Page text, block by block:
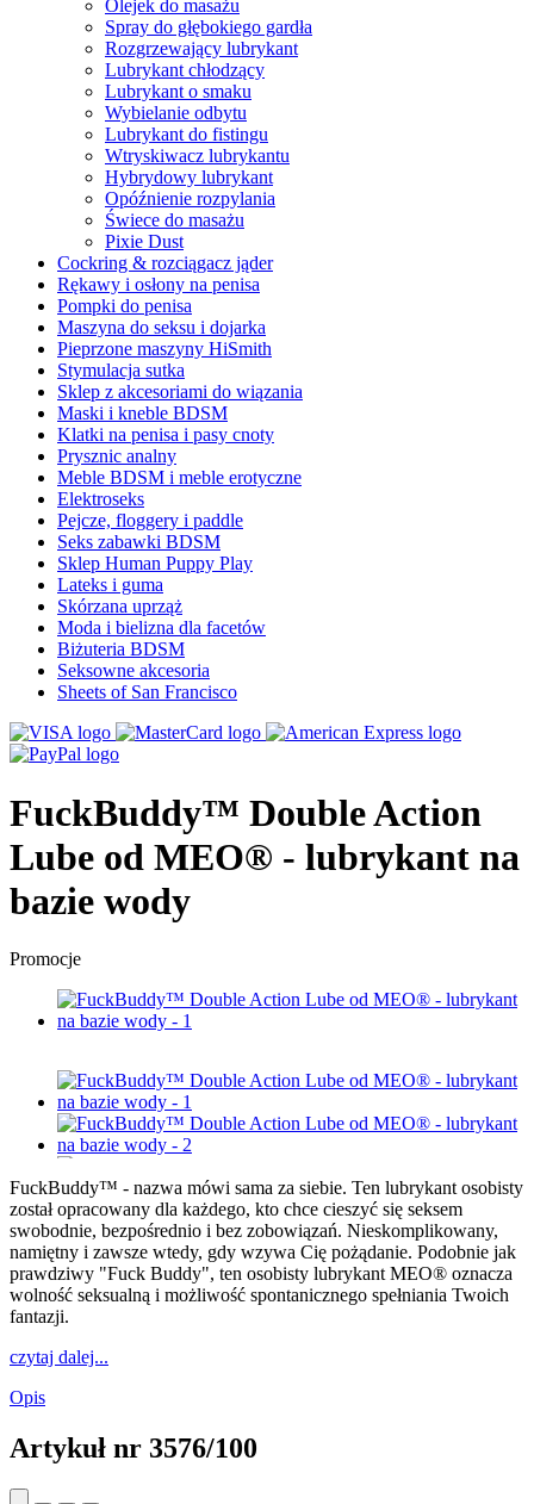
Olejek do masażu
Spray do głębokiego gardła
Rozgrzewający lubrykant
Lubrykant chłodzący
Lubrykant o smaku
Wybielanie odbytu
Lubrykant do fistingu
Wtryskiwacz lubrykantu
Hybrydowy lubrykant
Opóźnienie rozpylania
Świece do masażu
Pixie Dust
Cockring & rozciągacz jąder
Rękawy i osłony na penisa
Pompki do penisa
Maszyna do seksu i dojarka
Pieprzone maszyny HiSmith
Stymulacja sutka
Sklep z akcesoriami do wiązania
Maski i kneble BDSM
Klatki na penisa i pasy cnoty
Prysznic analny
Meble BDSM i meble erotyczne
Elektroseks
Pejcze, floggery i paddle
Seks zabawki BDSM
Sklep Human Puppy Play
Lateks i guma
Skórzana uprząż
Moda i bielizna dla facetów
Biżuteria BDSM
Seksowne akcesoria
Sheets of San Francisco
FuckBuddy™ Double Action
Lube od MEO® - lubrykant na
bazie wody
Promocje
FuckBuddy™ - nazwa mówi sama za siebie. Ten lubrykant osobisty
został opracowany dla każdego, kto chce cieszyć się seksem
swobodnie, bezpośrednio i bez zobowiązań. Nieskomplikowany,
namiętny i zawsze wtedy, gdy wzywa Cię pożądanie. Podobnie jak
prawdziwy "Fuck Buddy", ten osobisty lubrykant MEO® oznacza
wolność seksualną i możliwość spontanicznego spełniania Twoich
fantazji.
czytaj dalej...
Opis
Artykuł nr 3576/100